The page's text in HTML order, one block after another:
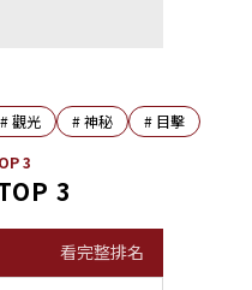
#觀光 #神秘 # 目擊
3
3
看完整排名